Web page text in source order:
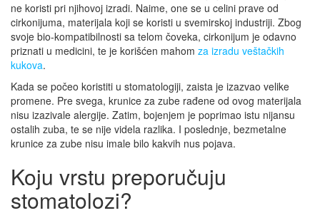
ne koristi pri njihovoj izradi. Naime, one se u celini prave od
cirkonijuma, materijala koji se koristi u svemirskoj industriji. Zbog
svoje bio-kompatibilnosti sa telom čoveka, cirkonijum je odavno
priznati u medicini, te je korišćen mahom za izradu veštačkih
kukova.
Kada se počeo koristiti u stomatologiji, zaista je izazvao velike
promene. Pre svega, krunice za zube rađene od ovog materijala
nisu izazivale alergije. Zatim, bojenjem je poprimao istu nijansu
ostalih zuba, te se nije videla razlika. I poslednje, bezmetalne
krunice za zube nisu imale bilo kakvih nus pojava.
Koju vrstu preporučuju
stomatolozi?